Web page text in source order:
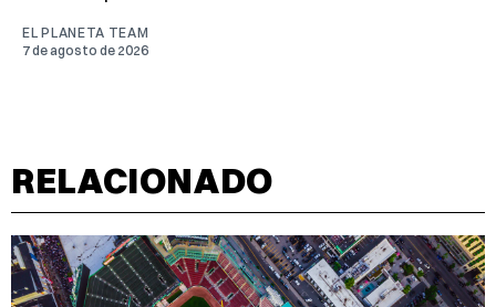
EL PLANETA TEAM
7 de agosto de 2026
RELACIONADO